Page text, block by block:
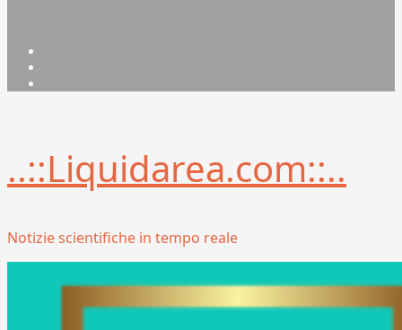
..::Liquidarea.com::..
Notizie scientifiche in tempo reale